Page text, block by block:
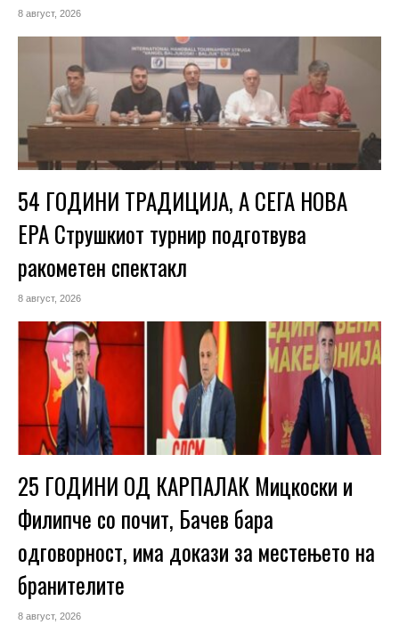
8 август, 2026
54 ГОДИНИ ТРАДИЦИЈА, А СЕГА НОВА
ЕРА Струшкиот турнир подготвува
ракометен спектакл
8 август, 2026
25 ГОДИНИ ОД КАРПАЛАК Мицкоски и
Филипче со почит, Бачев бара
одговорност, има докази за местењето на
бранителите
8 август, 2026